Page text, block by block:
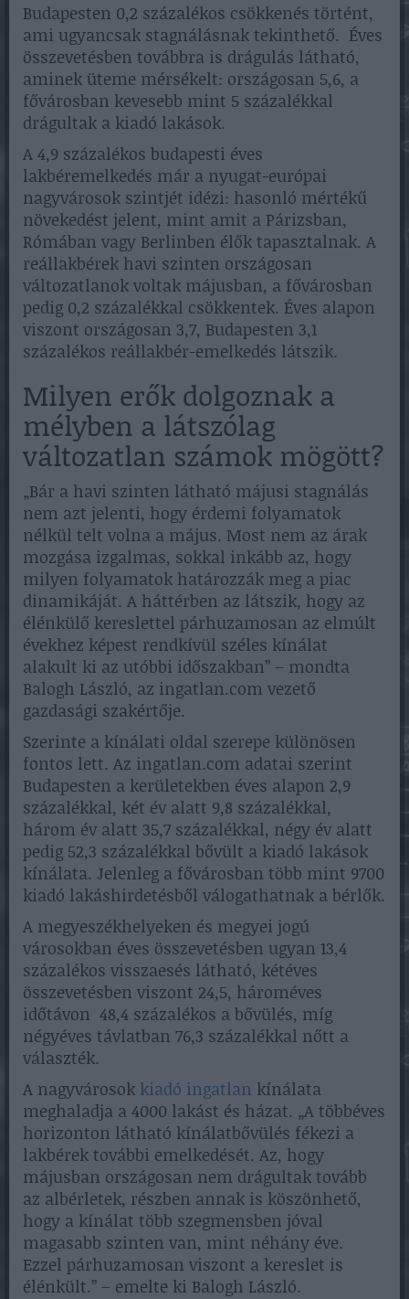
Budapesten 0,2 százalékos csökkenés történt,
ami ugyancsak stagnálásnak tekinthető. Éves
összevetésben továbbra is drágulás látható,
aminek üteme mérsékelt: országosan 5,6, a
fővárosban kevesebb mint 5 százalékkal
drágultak a kiadó lakások.
A 4,9 százalékos budapesti éves
lakbéremelkedés már a nyugat-európai
nagyvárosok szintjét idézi: hasonló mértékű
növekedést jelent, mint amit a Párizsban,
Rómában vagy Berlinben élők tapasztalnak. A
reállakbérek havi szinten országosan
változatlanok voltak májusban, a fővárosban
pedig 0,2 százalékkal csökkentek. Éves alapon
viszont országosan 3,7, Budapesten 3,1
százalékos reállakbér-emelkedés látszik.
Milyen erők dolgoznak a
mélyben a látszólag
változatlan számok mögött?
„Bár a havi szinten látható májusi stagnálás
nem azt jelenti, hogy érdemi folyamatok
nélkül telt volna a május. Most nem az árak
mozgása izgalmas, sokkal inkább az, hogy
milyen folyamatok határozzák meg a piac
dinamikáját. A háttérben az látszik, hogy az
élénkülő kereslettel párhuzamosan az elmúlt
évekhez képest rendkívül széles kínálat
alakult ki az utóbbi időszakban” – mondta
Balogh László, az ingatlan.com vezető
gazdasági szakértője.
Szerinte a kínálati oldal szerepe különösen
fontos lett. Az ingatlan.com adatai szerint
Budapesten a kerületekben éves alapon 2,9
százalékkal, két év alatt 9,8 százalékkal,
három év alatt 35,7 százalékkal, négy év alatt
pedig 52,3 százalékkal bővült a kiadó lakások
kínálata. Jelenleg a fővárosban több mint 9700
kiadó lakáshirdetésből válogathatnak a bérlők.
A megyeszékhelyeken és megyei jogú
városokban éves összevetésben ugyan 13,4
százalékos visszaesés látható, kétéves
összevetésben viszont 24,5, hároméves
időtávon 48,4 százalékos a bővülés, míg
négyéves távlatban 76,3 százalékkal nőtt a
választék.
A nagyvárosok kiadó ingatlan kínálata
meghaladja a 4000 lakást és házat. „A többéves
horizonton látható kínálatbővülés fékezi a
lakbérek további emelkedését. Az, hogy
májusban országosan nem drágultak tovább
az albérletek, részben annak is köszönhető,
hogy a kínálat több szegmensben jóval
magasabb szinten van, mint néhány éve.
Ezzel párhuzamosan viszont a kereslet is
élénkült.” – emelte ki Balogh László.